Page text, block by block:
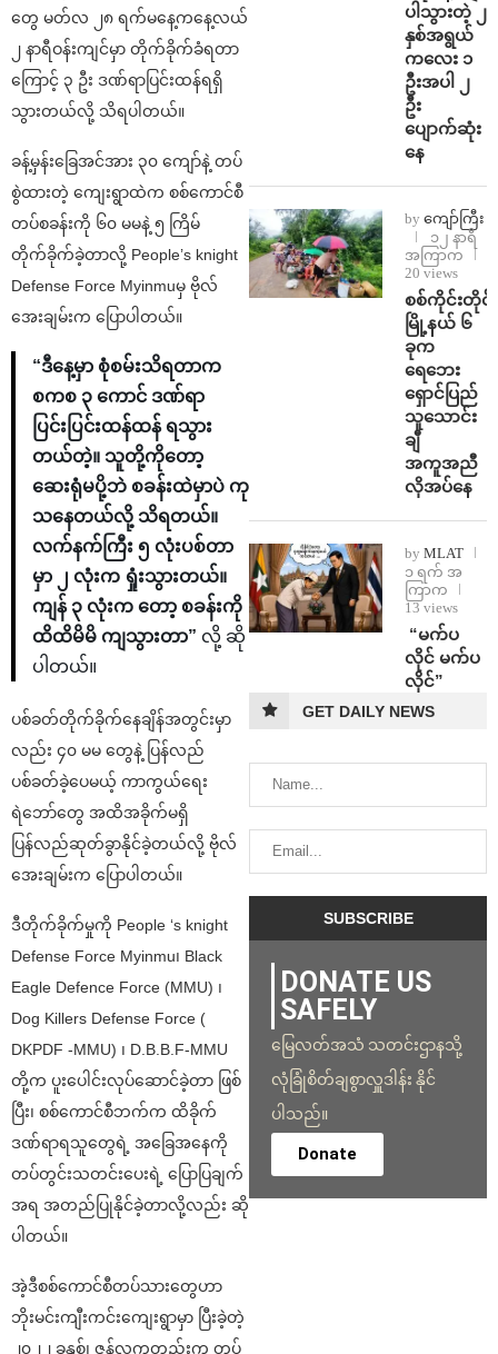
တွေ မတ်လ ၂၈ ရက်မနေ့ကနေ့လယ်
၂ နာရီဝန်းကျင်မှာ တိုက်ခိုက်ခံရတာ
ကြောင့် ၃ ဦး ဒဏ်ရာပြင်းထန်ရရှိ
သွားတယ်လို့ သိရပါတယ်။
ခန့်မှန်းခြေအင်အား ၃၀ ကျော်နဲ့ တပ်
စွဲထားတဲ့ ကျေးရွာထဲက စစ်ကောင်စီ
တပ်စခန်းကို ၆၀ မမနဲ့ ၅ ကြိမ်
တိုက်ခိုက်ခဲ့တာလို့ People’s knight
Defense Force Myinmuမှ ဗိုလ်
အေးချမ်းက ပြောပါတယ်။
“ဒီနေ့မှာ စုံစမ်းသိရတာက
စကစ ၃ ကောင် ဒဏ်ရာ
ပြင်းပြင်းထန်ထန် ရသွား
တယ်တဲ့။ သူတို့ကိုတော့
ဆေးရုံမပို့ဘဲ စခန်းထဲမှာပဲ ကု
သနေတယ်လို့ သိရတယ်။
လက်နက်ကြီး ၅ လုံးပစ်တာ
မှာ ၂ လုံးက ရှုံးသွားတယ်။
ကျန် ၃ လုံးက တော့ စခန်းကို
ထိထိမိမိ ကျသွားတာ” လို့ ဆို
ပါတယ်။
ပစ်ခတ်တိုက်ခိုက်နေချိန်အတွင်းမှာ
လည်း ၄၀ မမ တွေနဲ့ ပြန်လည်
ပစ်ခတ်ခဲ့ပေမယ့် ကာကွယ်ရေး
ရဲဘော်တွေ အထိအခိုက်မရှိ
ပြန်လည်ဆုတ်ခွာနိုင်ခဲ့တယ်လို့ ဗိုလ်
အေးချမ်းက ပြောပါတယ်။
ဒီတိုက်ခိုက်မှုကို People ‘s knight
Defense Force Myinmu၊ Black
Eagle Defence Force (MMU) ၊
Dog Killers Defense Force (
DKPDF -MMU) ၊ D.B.B.F-MMU
တို့က ပူးပေါင်းလုပ်ဆောင်ခဲ့တာ ဖြစ်
ပြီး၊ စစ်ကောင်စီဘက်က ထိခိုက်
ဒဏ်ရာရသူတွေရဲ့ အခြေအနေကို
တပ်တွင်းသတင်းပေးရဲ့ ပြောပြချက်
အရ အတည်ပြုနိုင်ခဲ့တာလို့လည်း ဆို
ပါတယ်။
အဲ့ဒီစစ်ကောင်စီတပ်သားတွေဟာ
ဘိုးမင်းကျီးကင်းကျေးရွာမှာ ပြီးခဲ့တဲ့
၂၀၂၂ ခုနှစ်၊ ဇွန်လကတည်းက တပ်
ပါသွားတဲ့ ၂
နှစ်အရွယ်
ကလေး ၁
ဦးအပါ ၂
ဦး
ပျောက်ဆုံး
နေ
by ကျော်ကြီး
၁၂ နာရီ
အကြာက
20 views
စစ်ကိုင်းတိုင်း
မြို့နယ် ၆
ခုက
ရေဘေး
ရှောင်ပြည်
သူသောင်း
ချီ
အကူအညီ
လိုအပ်နေ
by MLAT
၁ ရက် အ
ကြာက
13 views
⁨ ⁨“မက်ပ
လိုင် မက်ပ
လိုင်”
GET DAILY NEWS
DONATE US
SAFELY
မြေလတ်အသံ သတင်းဌာနသို့
လုံခြုံစိတ်ချစွာလှူဒါန်း နိုင်
ပါသည်။
Donate